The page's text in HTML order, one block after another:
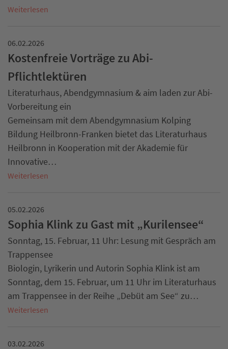
Weiterlesen
06.02.2026
Kostenfreie Vorträge zu Abi-
Pflichtlektüren
Literaturhaus, Abendgymnasium & aim laden zur Abi-
Vorbereitung ein
Gemeinsam mit dem Abendgymnasium Kolping
Bildung Heilbronn-Franken bietet das Literaturhaus
Heilbronn in Kooperation mit der Akademie für
Innovative…
Weiterlesen
05.02.2026
Sophia Klink zu Gast mit „Kurilensee“
Sonntag, 15. Februar, 11 Uhr: Lesung mit Gespräch am
Trappensee
Biologin, Lyrikerin und Autorin Sophia Klink ist am
Sonntag, dem 15. Februar, um 11 Uhr im Literaturhaus
am Trappensee in der Reihe „Debüt am See“ zu…
Weiterlesen
03.02.2026